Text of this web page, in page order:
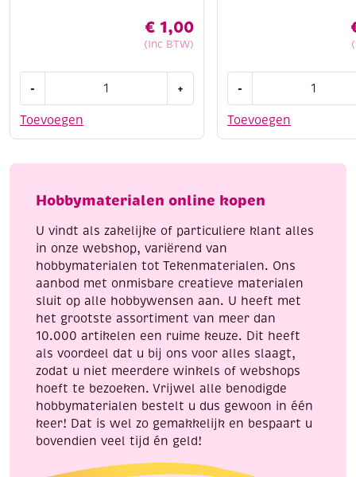
€ 1,00
(Inc BTW)
Toevoegen
-
satijnkoord,
meter,
naturel
+
Toevoegen
-
3
meter,
eye
Hobbymaterialen online kopen
U vindt als zakelijke of particuliere klant alles
in onze webshop, variërend van
hobbymaterialen tot Tekenmaterialen. Ons
aanbod met onmisbare creatieve materialen
sluit op alle hobbywensen aan. U heeft met
het grootste assortiment van meer dan
10.000 artikelen een ruime keuze. Dit heeft
als voordeel dat u bij ons voor alles slaagt,
zodat u niet meerdere winkels of webshops
hoeft te bezoeken. Vrijwel alle benodigde
hobbymaterialen bestelt u dus gewoon in één
keer! Dat is wel zo gemakkelijk en bespaart u
bovendien veel tijd én geld!